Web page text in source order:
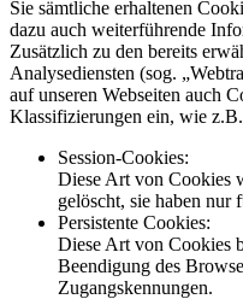
Sie sämtliche erhaltenen
dazu auch weiterführende
Zusätzlich zu den bereits
Analysediensten (sog.
auf unseren Webseiten auch
Klassifizierungen ein, wie
Session-Cookies:
Diese Art von Cookies
gelöscht, sie haben
Persistente Cookies:
Diese Art von Cookies
Beendigung des
Zugangskennungen.